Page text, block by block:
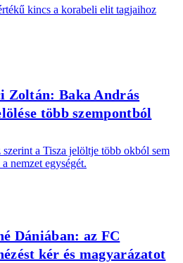
kincs a korabeli elit tagjaihoz
Zoltán: Baka András
több szempontból
a Tisza jelöltje több okból sem
nemzet egységét.
Dániában: az FC
kér és magyarázatot